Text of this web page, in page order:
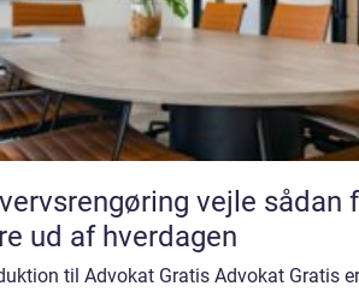
vejle sådan får virksomheder
ud af hverdagen
til Advokat Gratis Advokat Gratis